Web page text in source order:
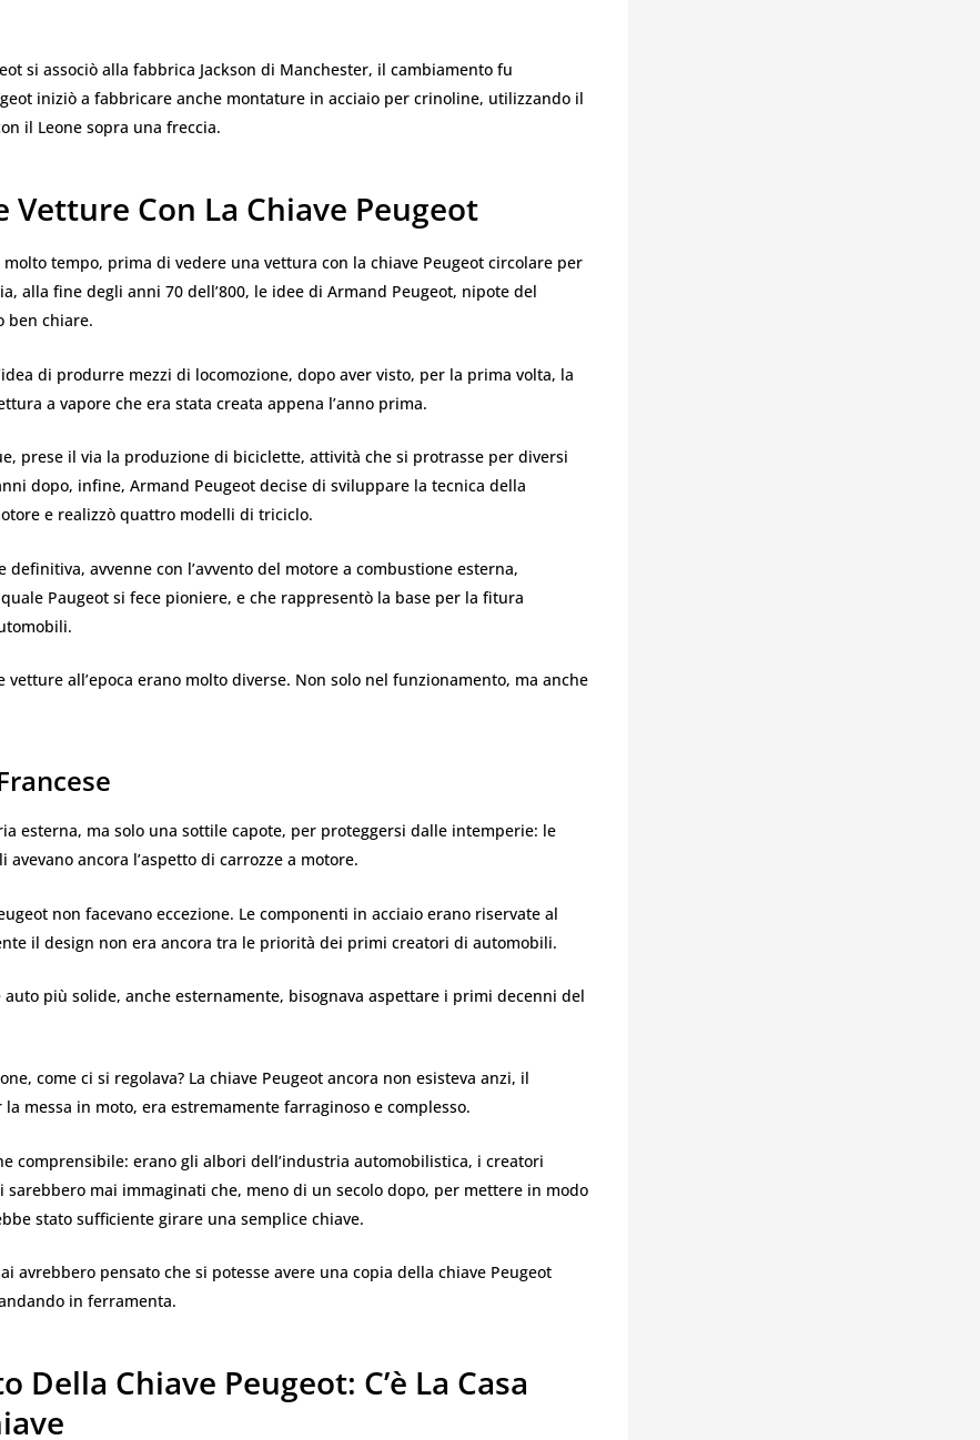
si associò alla fabbrica Jackson di Manchester, il cambiamento fu
iniziò a fabbricare anche montature in acciaio per crinoline, utilizzando il
il Leone sopra una freccia.
Vetture Con La Chiave Peugeot
molto tempo, prima di vedere una vettura con la chiave Peugeot circolare per
alla fine degli anni 70 dell’800, le idee di Armand Peugeot, nipote del
ben chiare.
di produrre mezzi di locomozione, dopo aver visto, per la prima volta, la
a vapore che era stata creata appena l’anno prima.
prese il via la produzione di biciclette, attività che si protrasse per diversi
dopo, infine, Armand Peugeot decise di sviluppare la tecnica della
e realizzò quattro modelli di triciclo.
definitiva, avvenne con l’avvento del motore a combustione esterna,
Paugeot si fece pioniere, e che rappresentò la base per la fitura
vetture all’epoca erano molto diverse. Non solo nel funzionamento, ma anche
esterna, ma solo una sottile capote, per proteggersi dalle intemperie: le
avevano ancora l’aspetto di carrozze a motore.
non facevano eccezione. Le componenti in acciaio erano riservate al
il design non era ancora tra le priorità dei primi creatori di automobili.
auto più solide, anche esternamente, bisognava aspettare i primi decenni del
come ci si regolava? La chiave Peugeot ancora non esisteva anzi, il
la messa in moto, era estremamente farraginoso e complesso.
comprensibile: erano gli albori dell’industria automobilistica, i creatori
sarebbero mai immaginati che, meno di un secolo dopo, per mettere in modo
stato sufficiente girare una semplice chiave.
avrebbero pensato che si potesse avere una copia della chiave Peugeot
in ferramenta.
Della Chiave Peugeot: C’è La Casa